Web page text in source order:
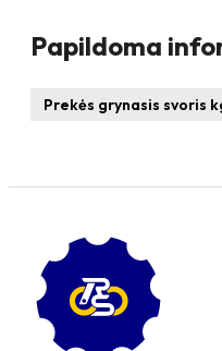
M8
16
Zn
veržlė
Papildoma
Prekės grynasis svoris